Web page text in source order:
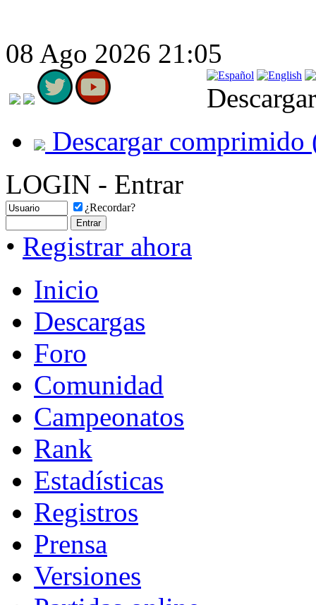
08 Ago 2026 21:05
Descargar comprimido
LOGIN - Entrar
¿Recordar?
• Registrar ahora
Inicio
Descargas
Foro
Comunidad
Campeonatos
Rank
Estadísticas
Registros
Prensa
Versiones